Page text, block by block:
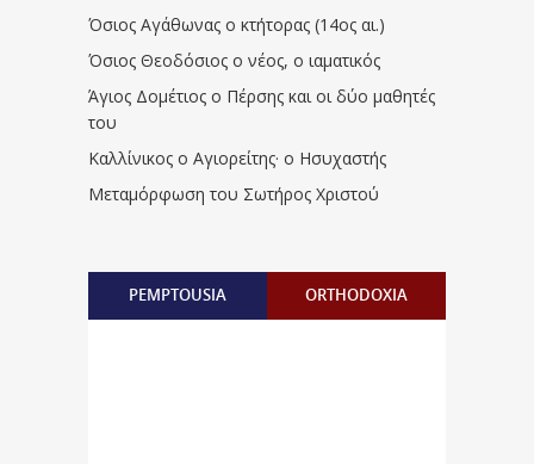
Όσιος Αγάθωνας ο κτήτορας (14ος αι.)
Όσιος Θεοδόσιος ο νέος, ο ιαματικός
Άγιος Δομέτιος ο Πέρσης και οι δύο μαθητές
του
Καλλίνικος ο Αγιορείτης · ο Ησυχαστής
Μεταμόρφωση του Σωτήρος Χριστού
PEMPTOUSIA ORTHODOXIA